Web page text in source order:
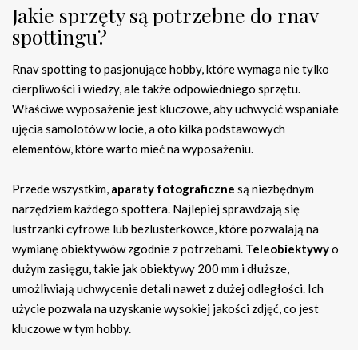
Jakie sprzęty są potrzebne do rnav
spottingu?
Rnav spotting to pasjonujące hobby, które wymaga nie tylko
cierpliwości i wiedzy, ale także odpowiedniego sprzętu.
Właściwe wyposażenie jest kluczowe, aby uchwycić wspaniałe
ujęcia samolotów w locie, a oto kilka podstawowych
elementów, które warto mieć na wyposażeniu.
Przede wszystkim, aparaty fotograficzne są niezbędnym
narzędziem każdego spottera. Najlepiej sprawdzają się
lustrzanki cyfrowe lub bezlusterkowce, które pozwalają na
wymianę obiektywów zgodnie z potrzebami. Teleobiektywyo
dużym zasięgu, takie jak obiektywy 200 mm i dłuższe,
umożliwiają uchwycenie detali nawet z dużej odległości. Ich
użycie pozwala na uzyskanie wysokiej jakości zdjęć, co jest
kluczowe w tym hobby.